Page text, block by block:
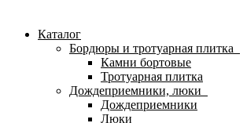
Каталог
Бордюры и тротуарная плитка
Камни бортовые
Тротуарная плитка
Дождеприемники, люки
Дождеприемники
Люки